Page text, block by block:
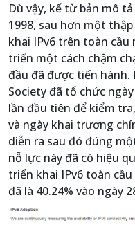
Dù vậy, kể từ bản mô
1998, sau hơn một
khai IPv6 trên toàn
triển một cách chậm
đầu đã được tiến
Society đã tổ chức
lần đầu tiên để kiểm
và ngày khai trương
diễn ra sau đó đúng
nỗ lực này đã có hiệu
triển khai IPv6 toàn
đã là 40.24% vào ngày